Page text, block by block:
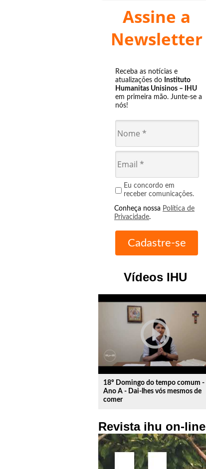
Assine a
Newsletter
Receba as notícias e
atualizações do Instituto
Humanitas Unisinos – IHU
em primeira mão. Junte-se a
nós!
Eu concordo em
receber comunicações.
Conheça nossa Política de
Privacidade.
Vídeos IHU
play_circle_outline
18º Domingo do tempo comum -
Ano A - Dai-lhes vós mesmos de
comer
Revista ihu on-line